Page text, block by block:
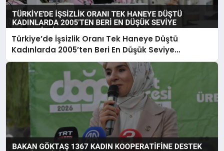
Türkiye’de İşsizlik Oranı Tek Haneye Düştü
Kadınlarda 2005’ten Beri En Düşük Seviye
Kaydedildi